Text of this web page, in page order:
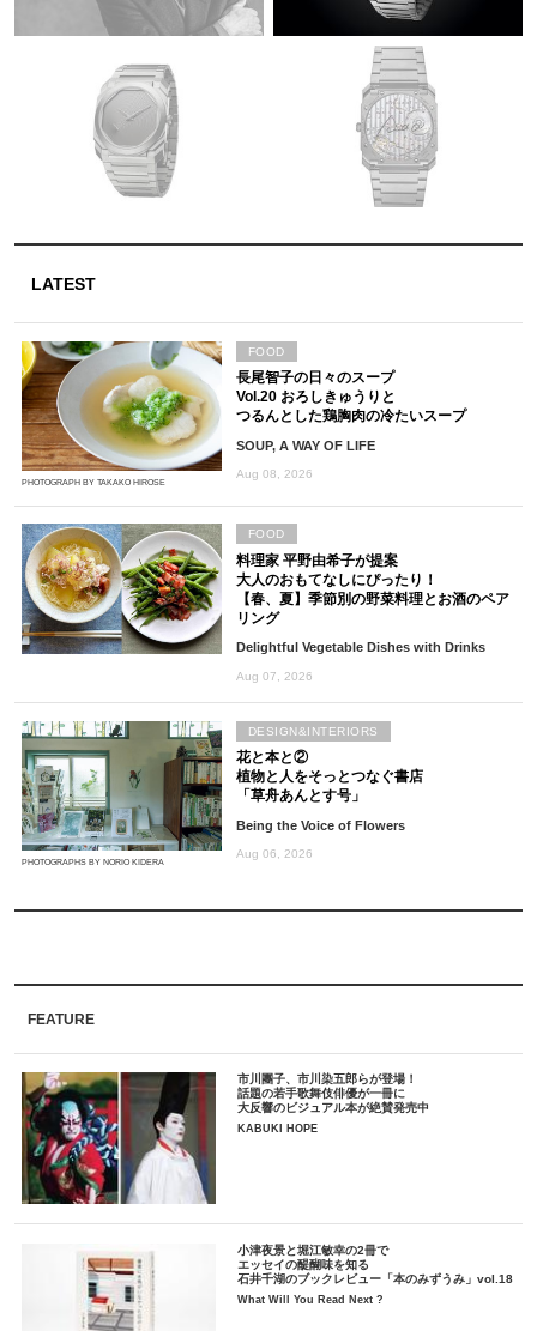
LATEST
PHOTOGRAPH BY TAKAKO HIROSE
長尾智子の日々のスープ
Vol.20 おろしきゅうりと
つるんとした鶏胸肉の冷たいスープ
SOUP, A WAY OF LIFE
Aug 08, 2026
FOOD
料理家 平野由希子が提案
大人のおもてなしにぴったり！
【春、夏】季節別の野菜料理とお酒のペア
リング
Delightful Vegetable Dishes with Drinks
Aug 07, 2026
FOOD
PHOTOGRAPHS BY NORIO KIDERA
花と本と②
植物と人をそっとつなぐ書店
「草舟あんとす号」
Being the Voice of Flowers
Aug 06, 2026
DESIGN&INTERIORS
FEATURE
市川團子、市川染五郎らが登場！
話題の若手歌舞伎俳優が一冊に
大反響のビジュアル本が絶賛発売中
KABUKI HOPE
小津夜景と堀江敏幸の2冊で
エッセイの醍醐味を知る
石井千湖のブックレビュー「本のみずうみ」vol.18
What Will You Read Next ?